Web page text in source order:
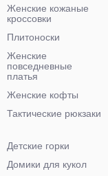
Женские кожаные
кроссовки
Плитоноски
Женские
повседневные
платья
Женские кофты
Тактические рюкзаки
Детские горки
Домики для кукол